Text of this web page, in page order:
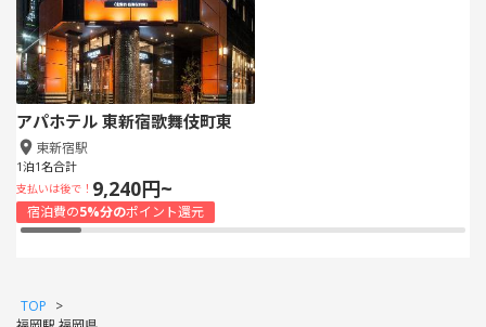
アパホテル 東新宿歌舞伎町東
東新宿駅
1泊1名合計
支払いは後で！ 9,240円~
宿泊費の5%分のポイント還元
TOP >